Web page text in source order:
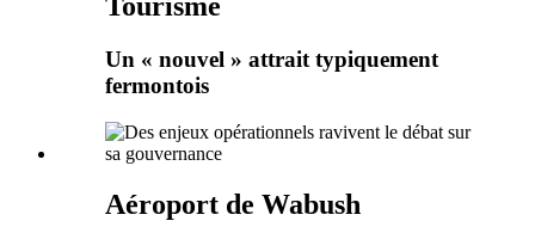
Tourisme
Un « nouvel » attrait typiquement
fermontois
Aéroport de Wabush